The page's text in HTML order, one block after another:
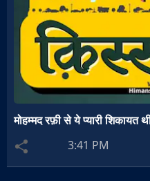
मोहम्मद रफ़ी से ये प्यारी शिकायत
3:41 PM